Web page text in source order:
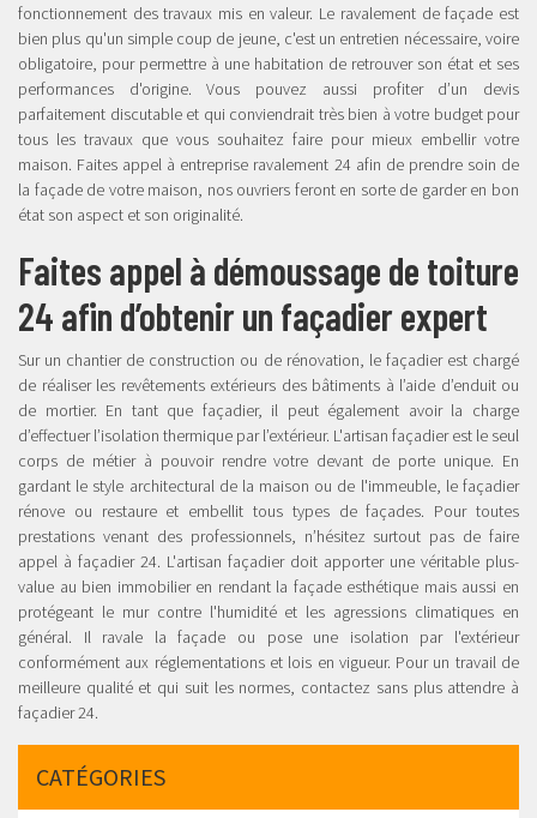
fonctionnement des travaux mis en valeur. Le ravalement de façade est
bien plus qu'un simple coup de jeune, c'est un entretien nécessaire, voire
obligatoire, pour permettre à une habitation de retrouver son état et ses
performances d'origine. Vous pouvez aussi profiter d’un devis
parfaitement discutable et qui conviendrait très bien à votre budget pour
tous les travaux que vous souhaitez faire pour mieux embellir votre
maison. Faites appel à entreprise ravalement 24 afin de prendre soin de
la façade de votre maison, nos ouvriers feront en sorte de garder en bon
état son aspect et son originalité.
Faites appel à démoussage de toiture
24 afin d’obtenir un façadier expert
Sur un chantier de construction ou de rénovation, le façadier est chargé
de réaliser les revêtements extérieurs des bâtiments à l’aide d’enduit ou
de mortier. En tant que façadier, il peut également avoir la charge
d’effectuer l’isolation thermique par l’extérieur. L'artisan façadier est le seul
corps de métier à pouvoir rendre votre devant de porte unique. En
gardant le style architectural de la maison ou de l'immeuble, le façadier
rénove ou restaure et embellit tous types de façades. Pour toutes
prestations venant des professionnels, n’hésitez surtout pas de faire
appel à façadier 24. L'artisan façadier doit apporter une véritable plus-
value au bien immobilier en rendant la façade esthétique mais aussi en
protégeant le mur contre l'humidité et les agressions climatiques en
général. Il ravale la façade ou pose une isolation par l'extérieur
conformément aux réglementations et lois en vigueur. Pour un travail de
meilleure qualité et qui suit les normes, contactez sans plus attendre à
façadier 24.
CATÉGORIES